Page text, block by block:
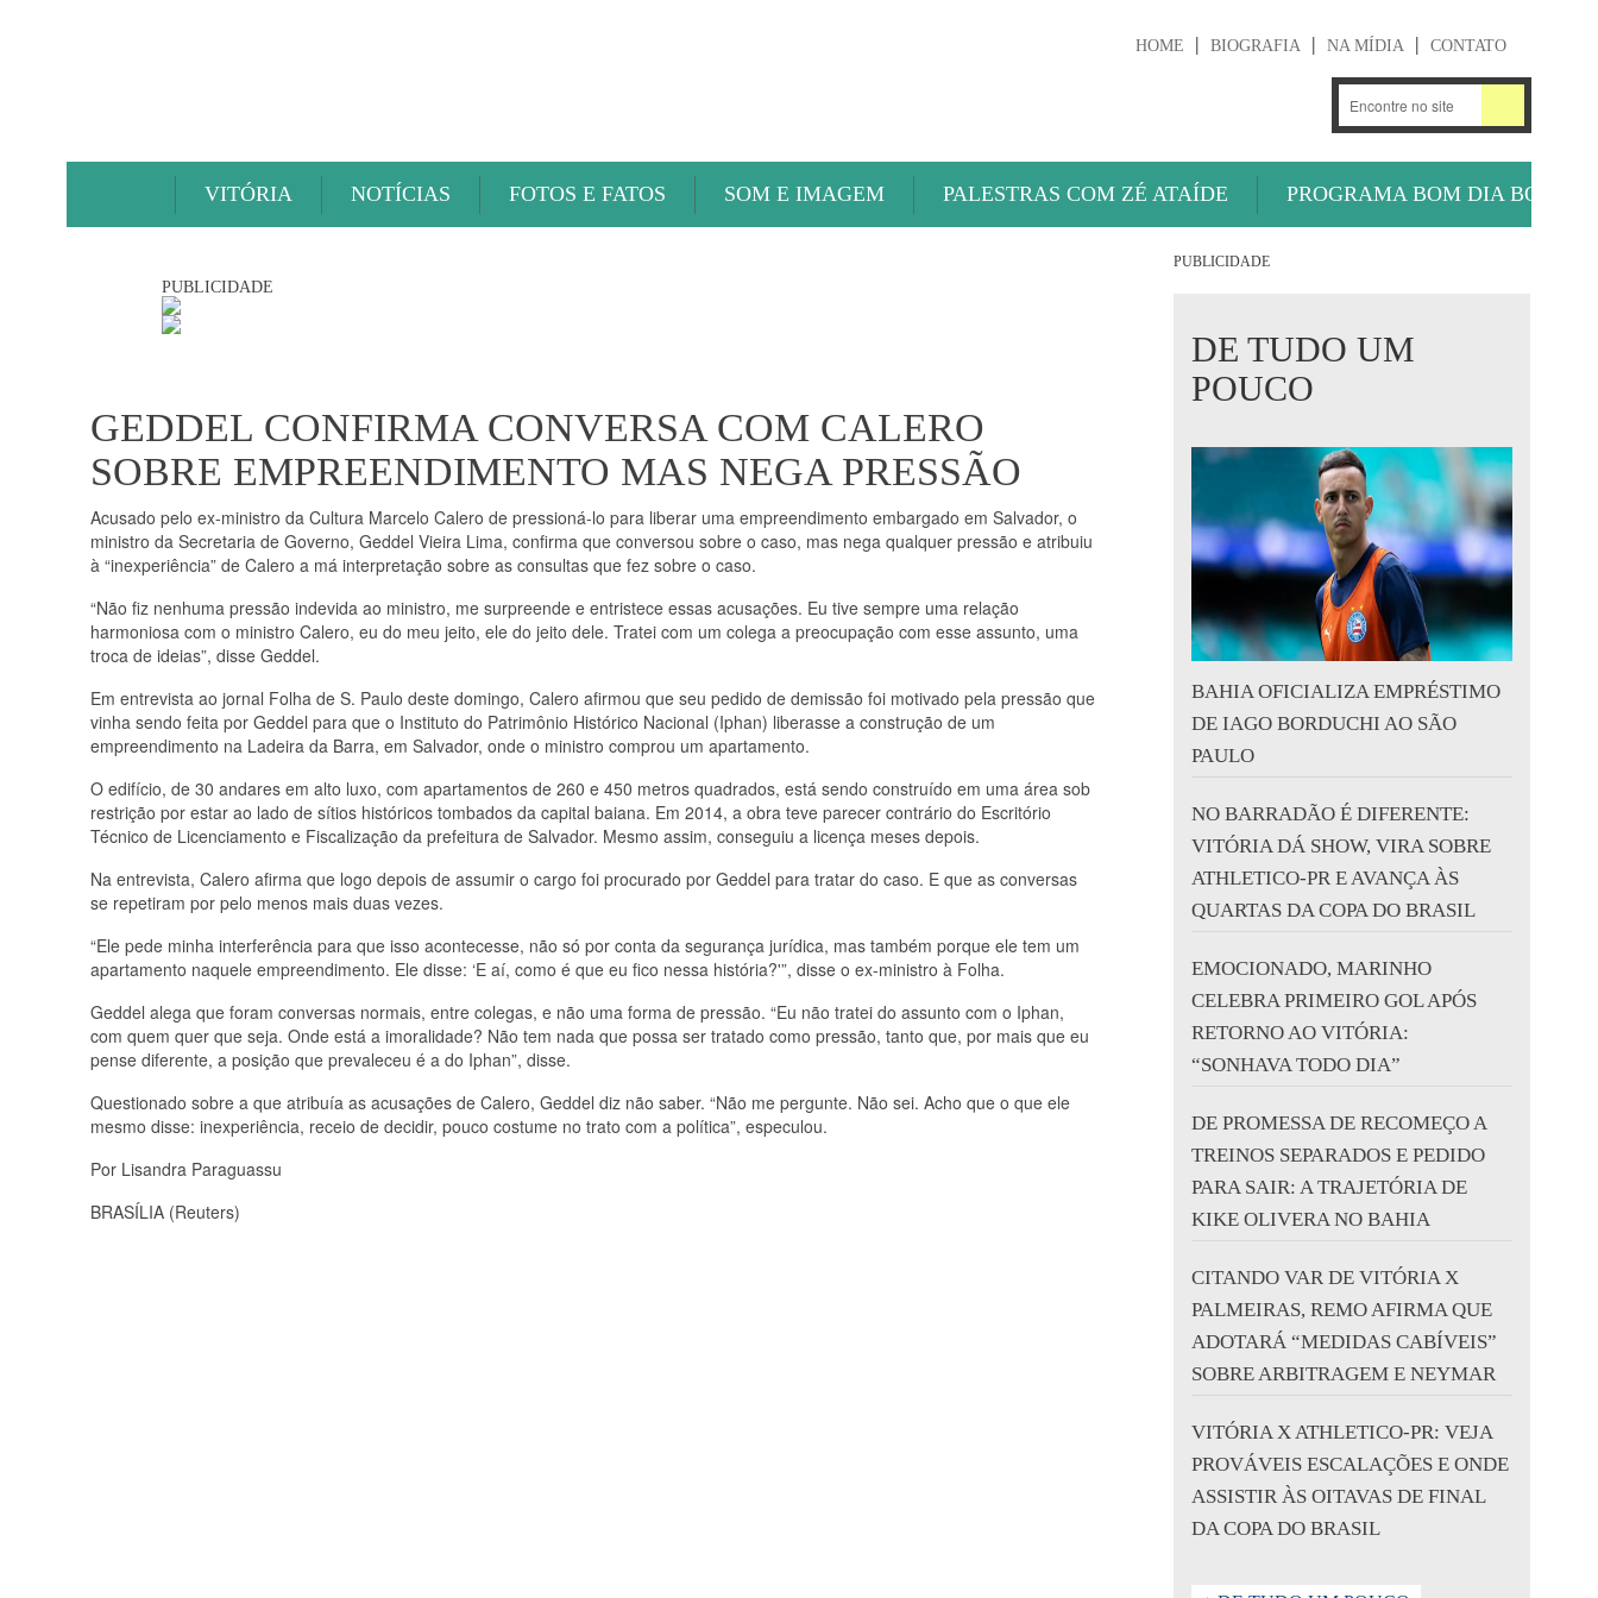
HOME BIOGRAFIA NA MÍDIA CONTATO
VITÓRIA NOTÍCIAS FOTOS E FATOS SOM E IMAGEM PALESTRAS COM ZÉ ATAÍDE PROGRAMA BOM DIA BOLA
PUBLICIDADE
GEDDEL CONFIRMA CONVERSA COM CALERO
SOBRE EMPREENDIMENTO MAS NEGA PRESSÃO
Acusado pelo ex-ministro da Cultura Marcelo Calero de pressioná-lo para liberar uma empreendimento embargado em Salvador, o
ministro da Secretaria de Governo, Geddel Vieira Lima, confirma que conversou sobre o caso, mas nega qualquer pressão e atribuiu
à “inexperiência” de Calero a má interpretação sobre as consultas que fez sobre o caso.
“Não fiz nenhuma pressão indevida ao ministro, me surpreende e entristece essas acusações. Eu tive sempre uma relação
harmoniosa com o ministro Calero, eu do meu jeito, ele do jeito dele. Tratei com um colega a preocupação com esse assunto, uma
troca de ideias”, disse Geddel.
Em entrevista ao jornal Folha de S. Paulo deste domingo, Calero afirmou que seu pedido de demissão foi motivado pela pressão que
vinha sendo feita por Geddel para que o Instituto do Patrimônio Histórico Nacional (Iphan) liberasse a construção de um
empreendimento na Ladeira da Barra, em Salvador, onde o ministro comprou um apartamento.
O edifício, de 30 andares em alto luxo, com apartamentos de 260 e 450 metros quadrados, está sendo construído em uma área sob
restrição por estar ao lado de sítios históricos tombados da capital baiana. Em 2014, a obra teve parecer contrário do Escritório
Técnico de Licenciamento e Fiscalização da prefeitura de Salvador. Mesmo assim, conseguiu a licença meses depois.
Na entrevista, Calero afirma que logo depois de assumir o cargo foi procurado por Geddel para tratar do caso. E que as conversas
se repetiram por pelo menos mais duas vezes.
“Ele pede minha interferência para que isso acontecesse, não só por conta da segurança jurídica, mas também porque ele tem um
apartamento naquele empreendimento. Ele disse: ‘E aí, como é que eu fico nessa história?'”, disse o ex-ministro à Folha.
Geddel alega que foram conversas normais, entre colegas, e não uma forma de pressão. “Eu não tratei do assunto com o Iphan,
com quem quer que seja. Onde está a imoralidade? Não tem nada que possa ser tratado como pressão, tanto que, por mais que eu
pense diferente, a posição que prevaleceu é a do Iphan”, disse.
Questionado sobre a que atribuía as acusações de Calero, Geddel diz não saber. “Não me pergunte. Não sei. Acho que o que ele
mesmo disse: inexperiência, receio de decidir, pouco costume no trato com a política”, especulou.
Por Lisandra Paraguassu
BRASÍLIA (Reuters)
PUBLICIDADE
DE TUDO UM
POUCO
BAHIA OFICIALIZA EMPRÉSTIMO
DE IAGO BORDUCHI AO SÃO
PAULO
NO BARRADÃO É DIFERENTE:
VITÓRIA DÁ SHOW, VIRA SOBRE
ATHLETICO-PR E AVANÇA ÀS
QUARTAS DA COPA DO BRASIL
EMOCIONADO, MARINHO
CELEBRA PRIMEIRO GOL APÓS
RETORNO AO VITÓRIA:
“SONHAVA TODO DIA”
DE PROMESSA DE RECOMEÇO A
TREINOS SEPARADOS E PEDIDO
PARA SAIR: A TRAJETÓRIA DE
KIKE OLIVERA NO BAHIA
CITANDO VAR DE VITÓRIA X
PALMEIRAS, REMO AFIRMA QUE
ADOTARÁ “MEDIDAS CABÍVEIS”
SOBRE ARBITRAGEM E NEYMAR
VITÓRIA X ATHLETICO-PR: VEJA
PROVÁVEIS ESCALAÇÕES E ONDE
ASSISTIR ÀS OITAVAS DE FINAL
DA COPA DO BRASIL